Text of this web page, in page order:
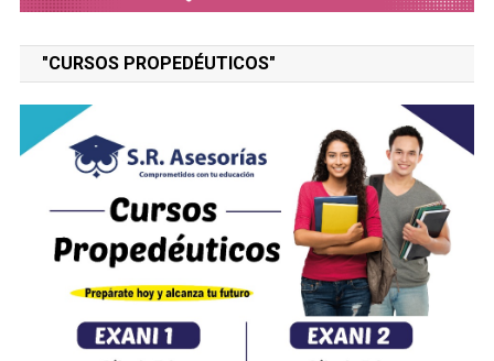
"CURSOS PROPEDÉUTICOS"